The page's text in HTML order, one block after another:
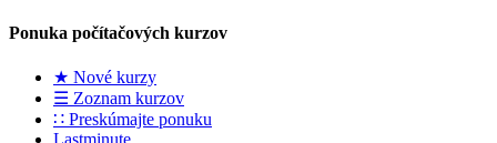
Ponuka počítačových kurzov
★ Nové kurzy
☰ Zoznam kurzov
∷ Preskúmajte ponuku
Lastminute